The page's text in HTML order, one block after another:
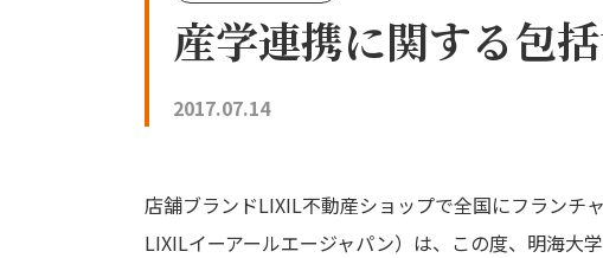
産学連携に関する包
2017.07.14
店舗ブランドLIXIL不動産ショップで全国にフランチ
LIXILイーアールエージャパン）は、この度、明海大